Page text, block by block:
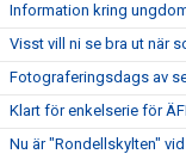
Information kring
Visst vill ni se bra ut när
Fotograferingsdags av
Klart för enkelserie för
Nu är "Rondellskylten"